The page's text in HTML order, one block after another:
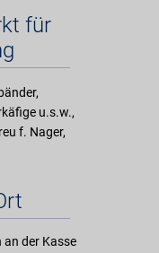
für
u.s.w.,
f. Nager,
an der Kasse